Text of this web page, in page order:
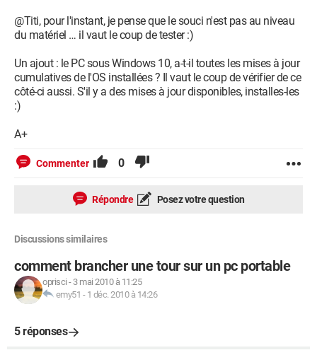
@Titi, pour l'instant, je pense que le souci n'est pas au niveau
du matériel … il vaut le coup de tester :)
Un ajout : le PC sous Windows 10, a-t-il toutes les mises à jour
cumulatives de l'OS installées ? Il vaut le coup de vérifier de ce
côté-ci aussi. S'il y a des mises à jour disponibles, installes-les
:)
A+
Commenter 0
Répondre Posez votre question
Discussions similaires
comment brancher une tour sur un pc portable
oprisci - 3 mai 2010 à 11:25
emy51 - 1 déc. 2010 à 14:26
5 réponses